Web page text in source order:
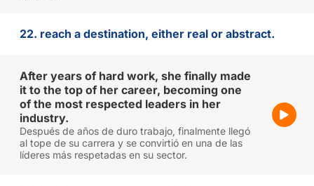
22. reach a destination, either real or abstract.
After years of hard work, she finally made
it to the top of her career, becoming one
of the most respected leaders in her
industry.
Después de años de duro trabajo, finalmente llegó
al tope de su carrera y se convirtió en una de las
líderes más respetadas en su sector.